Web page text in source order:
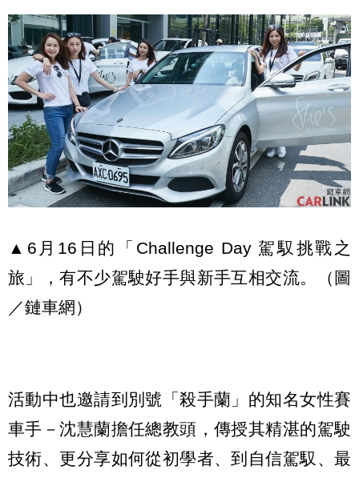
▲6月16日的「Challenge Day 駕馭挑戰之
旅」，有不少駕駛好手與新手互相交流。（圖
／鏈車網）
活動中也邀請到別號「殺手蘭」的知名女性賽
車手－沈慧蘭擔任總教頭，傳授其精湛的駕駛
技術、更分享如何從初學者、到自信駕馭、最